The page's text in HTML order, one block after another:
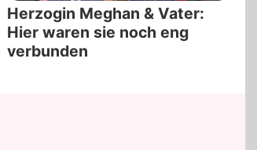
Herzogin Meghan & Vater:
Hier waren sie noch eng
verbunden